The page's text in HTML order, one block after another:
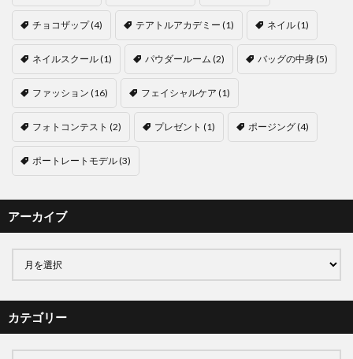
チョコザップ(4) テアトルアカデミー (1) ネイル(1)
ネイルスクール(1) パウダールーム (2) バッグの中身(5)
ファッション (16) フェイシャルケア (1)
フォトコンテスト (2) プレゼント (1) ポージング(4)
ポートレートモデル(3)
アーカイブ
カテゴリー